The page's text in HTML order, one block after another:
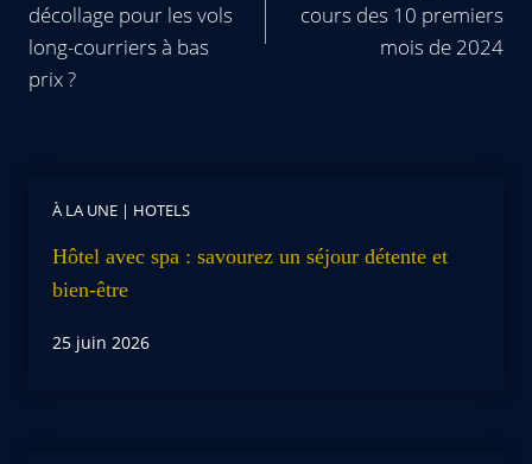
décollage pour les vols
long-courriers à bas
prix ?
cours des 10 premiers
mois de 2024
À LA UNE | HOTELS
Hôtel avec spa : savourez un séjour détente et
bien-être
25 juin 2026